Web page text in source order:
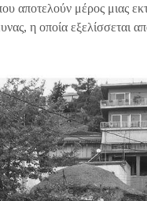
αποτελούν μέρος μιας
η οποία εξελίσσεται